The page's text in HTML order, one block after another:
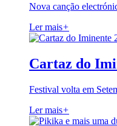
Nova canção
Ler mais+
Cartaz do
Festival volta em
Ler mais+